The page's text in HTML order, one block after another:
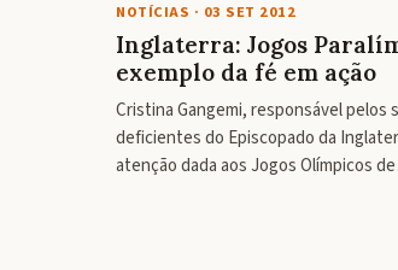
NOTÍCIAS · 03 SET 2012
Inglaterra: Jogos
exemplo da fé em ação
Cristina Gangemi, responsável pelos
deficientes do Episcopado da
atenção dada aos Jogos Olímpicos